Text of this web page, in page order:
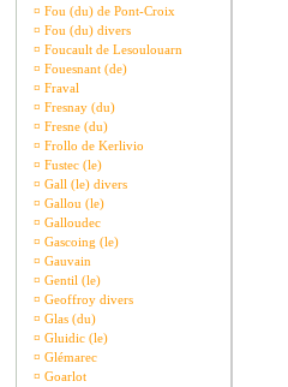
¤ Fou (du) de Pont-Croix
¤ Fou (du) divers
¤ Foucault de Lesoulouarn
¤ Fouesnant (de)
¤ Fraval
¤ Fresnay (du)
¤ Fresne (du)
¤ Frollo de Kerlivio
¤ Fustec (le)
¤ Gall (le) divers
¤ Gallou (le)
¤ Galloudec
¤ Gascoing (le)
¤ Gauvain
¤ Gentil (le)
¤ Geoffroy divers
¤ Glas (du)
¤ Gluidic (le)
¤ Glémarec
¤ Goarlot